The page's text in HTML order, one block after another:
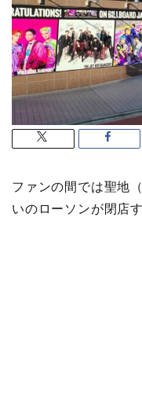
ファンの間では聖地
いのローソンが閉店